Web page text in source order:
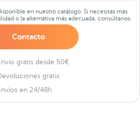
en nuestro catálogo. Si necesitas más
o la alternativa más adecuada, consúltanos.
Contacto
gratis desde 50€
gratis
en 24/48h